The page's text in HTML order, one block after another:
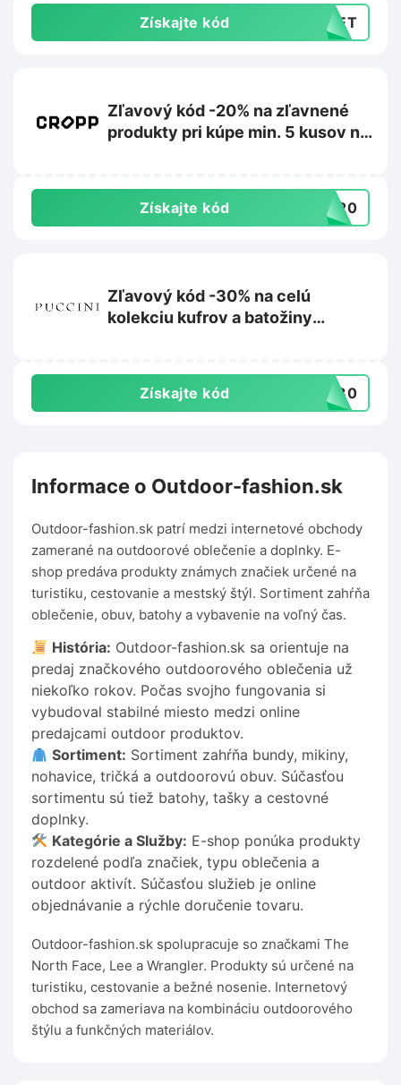
Získajte kód CRET
Zľavový kód -20% na zľavnené
produkty pri kúpe min. 5 kusov na
Získajte kód RA20
Zľavový kód -30% na celú
kolekciu kufrov a batožiny
Získajte kód AR30
Informace o Outdoor-fashion.sk
Outdoor-fashion.sk patrí medzi internetové obchody
zamerané na outdoorové oblečenie a doplnky. E-
shop predáva produkty známych značiek určené na
turistiku, cestovanie a mestský štýl. Sortiment zahŕňa
oblečenie, obuv, batohy a vybavenie na voľný čas.
História: Outdoor-fashion.sk sa orientuje na
predaj značkového outdoorového oblečenia už
niekoľko rokov. Počas svojho fungovania si
vybudoval stabilné miesto medzi online
predajcami outdoor produktov.
Sortiment: Sortiment zahŕňa bundy, mikiny,
nohavice, tričká a outdoorovú obuv. Súčasťou
sortimentu sú tiež batohy, tašky a cestovné
doplnky.
Kategórie a Služby: E-shop ponúka produkty
rozdelené podľa značiek, typu oblečenia a
outdoor aktivít. Súčasťou služieb je online
objednávanie a rýchle doručenie tovaru.
Outdoor-fashion.sk spolupracuje so značkami The
North Face, Lee a Wrangler. Produkty sú určené na
turistiku, cestovanie a bežné nosenie. Internetový
obchod sa zameriava na kombináciu outdoorového
štýlu a funkčných materiálov.